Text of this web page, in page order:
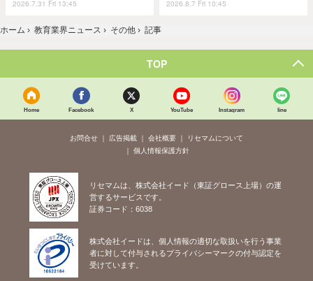
2026.7.31 Fri 13:45 2026.8.7 Fri 10:45
ホーム › 教育業界ニュース › その他 › 記事
TOP
Home Facebook X YouTube Instagram line
お問合せ 広告掲載 会社概要
リセマムについて
個人情報保護方針
リセマムは、株式会社イード（東証グロース上場）の運
営するサービスです。
証券コード：6038
株式会社イードは、個人情報の適切な取扱いを行う事業
者に対して付与されるプライバシーマークの付与認定を
受けています。